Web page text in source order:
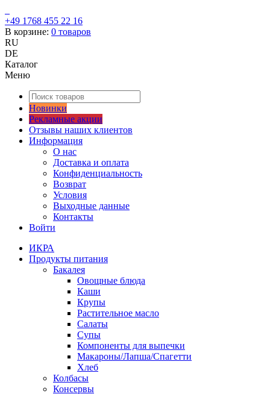
+49 1768 455 22 16
В корзине: 0 товаров
RU
DE
Каталог
Меню
Новинки
Рекламные акции
Отзывы наших клиентов
Информация
О нас
Доставка и оплата
Конфиденциальность
Возврат
Условия
Выходные данные
Контакты
Войти
ИКРА
Продукты питания
Бакалея
Овощные блюда
Каши
Крупы
Растительное масло
Салаты
Супы
Компоненты для выпечки
Макароны/Лапша/Спагетти
Хлеб
Колбасы
Консервы